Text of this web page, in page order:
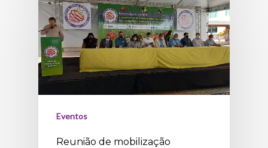
Eventos
Reunião de mobilização